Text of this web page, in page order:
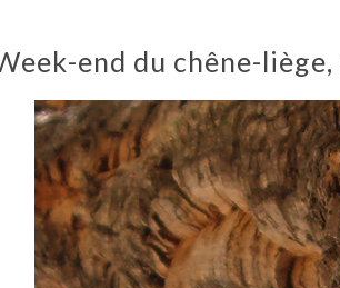
end du chêne-liège,